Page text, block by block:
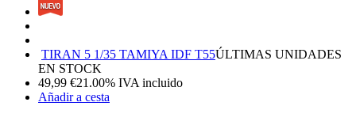
TIRAN 5 1/35 TAMIYA IDF T55ÚLTIMAS UNIDADES
EN STOCK
49,99 €21.00% IVA incluido
Añadir a cesta